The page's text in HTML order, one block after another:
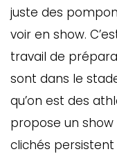
juste des
voir en show.
travail de
sont dans le
qu’on est des
propose un show
clichés